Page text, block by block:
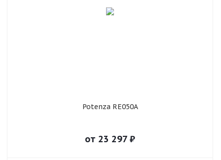
Potenza RE050A
от 23 297 ₽